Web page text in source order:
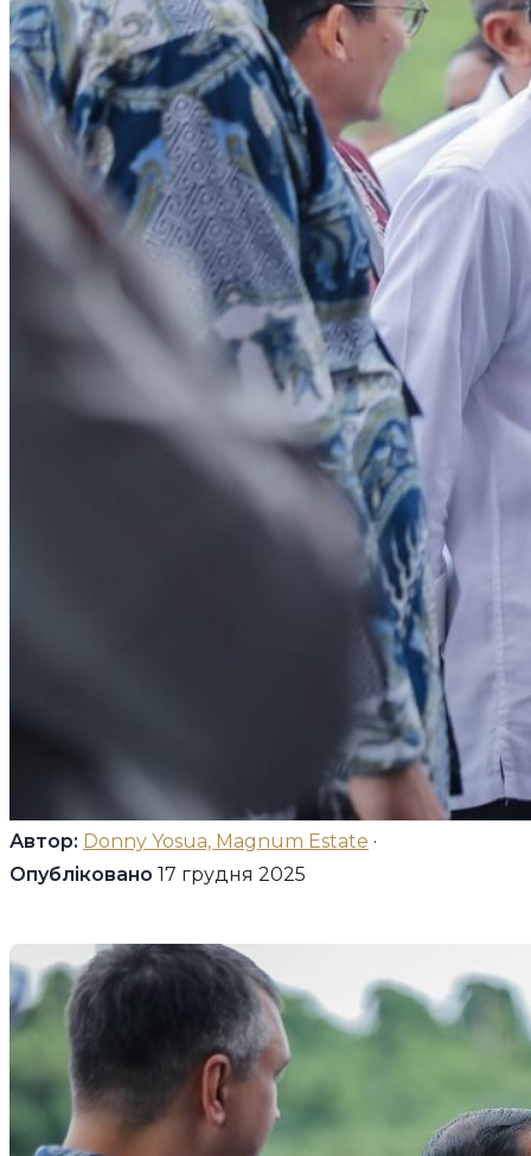
Автор: Donny Yosua, Magnum Estate ·
Опубліковано 17 грудня 2025